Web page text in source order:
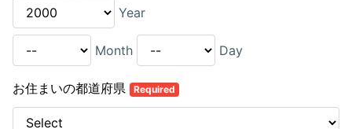
Year
Month Day
お住まいの都道府県 Required